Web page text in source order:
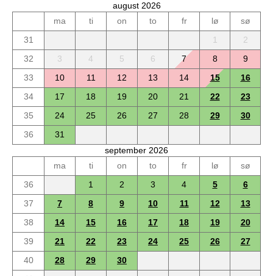
august 2026
ma
ti on to fr lø
sø
31
1
2
32
3 4 5 6 7 8
9
33
10 11 12 13 14 15
16
34
17 18 19 20 21 22
23
35
24 25 26 27 28 29
30
36
31
september 2026
ma
ti on to fr lø
sø
36
1 2 3 4 5
6
37
7 8 9 10 11 12
13
38
14 15 16 17 18 19
20
39
21 22 23 24 25 26
27
40
28 29
30